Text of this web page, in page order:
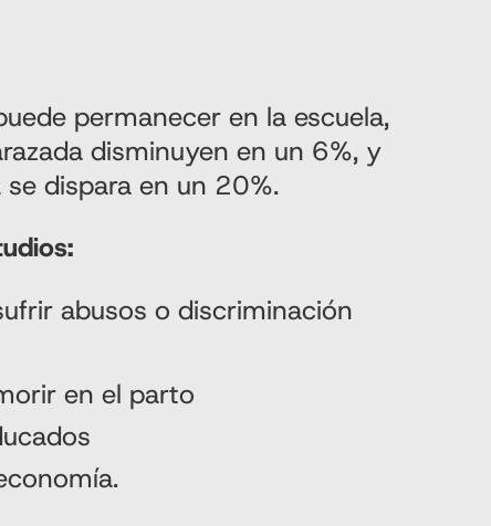
permanecer en la escuela,
disminuyen en un 6%, y
dispara en un 20%.
abusos o discriminación
en el parto